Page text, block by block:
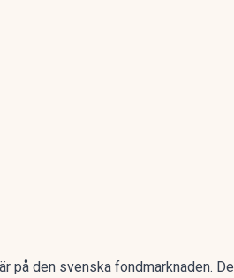
på den svenska fondmarknaden.